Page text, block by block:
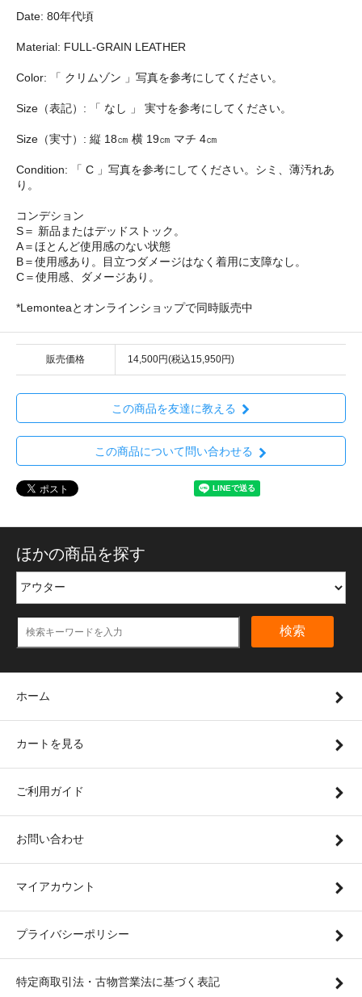
Date: 80年代頃
Material: FULL-GRAIN LEATHER
Color: 「 クリムゾン 」写真を参考にしてください。
Size（表記）: 「 なし 」 実寸を参考にしてください。
Size（実寸）: 縦 18㎝ 横 19㎝ マチ 4㎝
Condition: 「 C 」写真を参考にしてください。シミ、薄汚れあ
り。
コンデション
S＝ 新品またはデッドストック。
A＝ほとんど使用感のない状態
B＝使用感あり。目立つダメージはなく着用に支障なし。
C＝使用感、ダメージあり。
*Lemonteaとオンラインショップで同時販売中
販売価格 14,500円(税込15,950円)
この商品を友達に教える
この商品について問い合わせる
ほかの商品を探す
検索
ホーム
カートを見る
ご利用ガイド
お問い合わせ
マイアカウント
プライバシーポリシー
特定商取引法・古物営業法に基づく表記